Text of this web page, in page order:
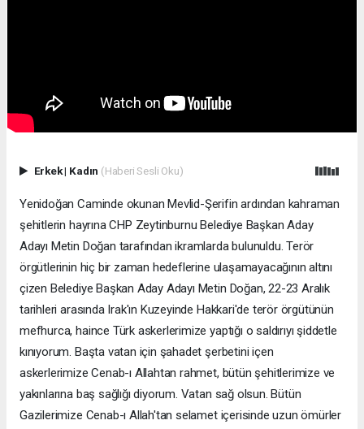
Erkek| Kadın (Haberi Sesli Oku)
Yenidoğan Caminde okunan Mevlid-Şerifin ardından kahraman
şehitlerin hayrına CHP Zeytinburnu Belediye Başkan Aday
Adayı Metin Doğan tarafından ikramlarda bulunuldu. Terör
örgütlerinin hiç bir zaman hedeflerine ulaşamayacağının altını
çizen Belediye Başkan Aday Adayı Metin Doğan, 22-23 Aralık
tarihleri arasında Irak'ın Kuzeyinde Hakkari'de terör örgütünün
mefhurca, haince Türk askerlerimize yaptığı o saldırıyı şiddetle
kınıyorum. Başta vatan için şahadet şerbetini içen
askerlerimize Cenab-ı Allahtan rahmet, bütün şehitlerimize ve
yakınlarına baş sağlığı diyorum. Vatan sağ olsun. Bütün
Gazilerimize Cenab-ı Allah'tan selamet içerisinde uzun ömürler